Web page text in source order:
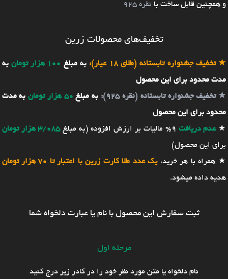
و همچنین قابل ساخت با نقره 925
تخفیف‌های محصولات زرین
★تخفیف جشنواره تابستانه (طلای 18 عیار): به مبلغ 100 هزار تومان
به
مدت محدود برای این محصول
★تخفیف جشنواره تابستانه (نقره 925): به مبلغ 50 هزار تومان
به مدت
محدود برای این محصول
★عدم دریافت 9% مالیات بر ارزش افزوده (به مبلغ
3/085 هزار تومان
برای این محصول)
★ همراه با هر خرید،یک عدد طلا کارت زرین با اعتبار تا 70 هزار تومان
هدیه داده میشود.
ثبت سفارش این محصول با نام یا عبارت دلخواه شما
مرحله اول
نام دلخواه یا متن مورد نظر خود را در کادر زیر درج کنید